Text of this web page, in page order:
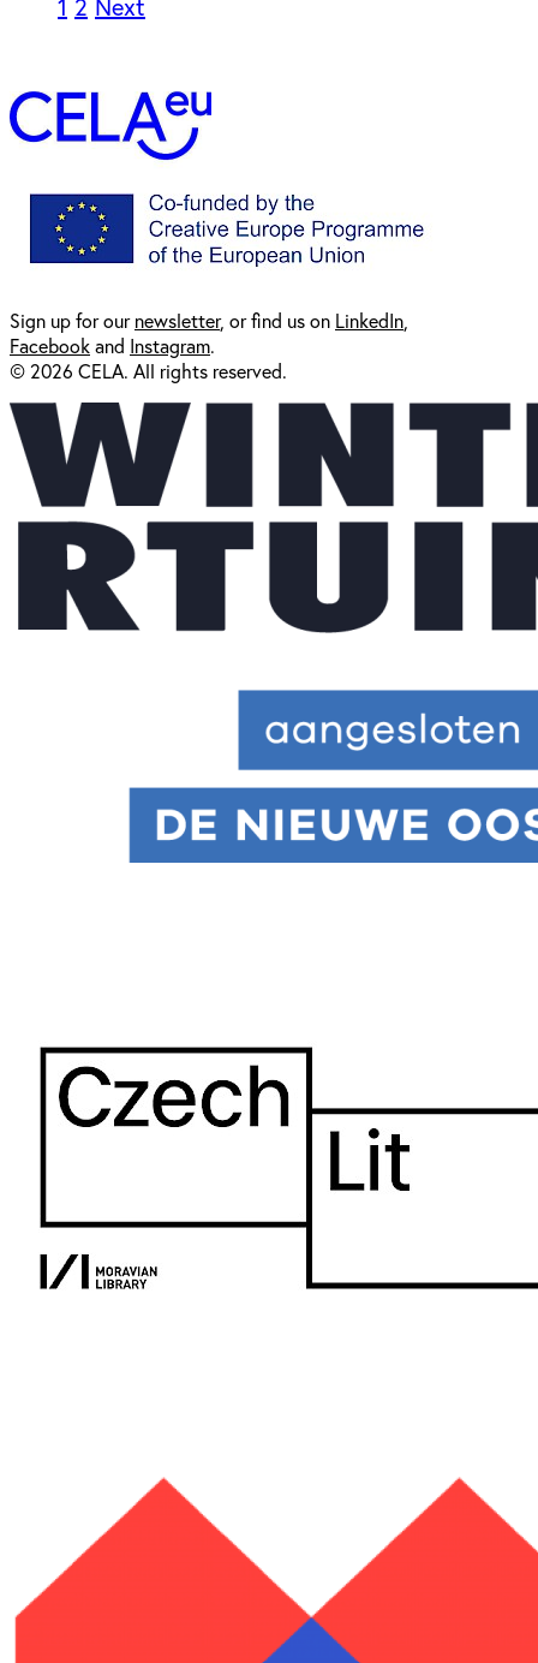
Sign up for ournewsletter, or find us on LinkedIn
Facebookand Instagram.
© 2026 CELA. All rights reserved.